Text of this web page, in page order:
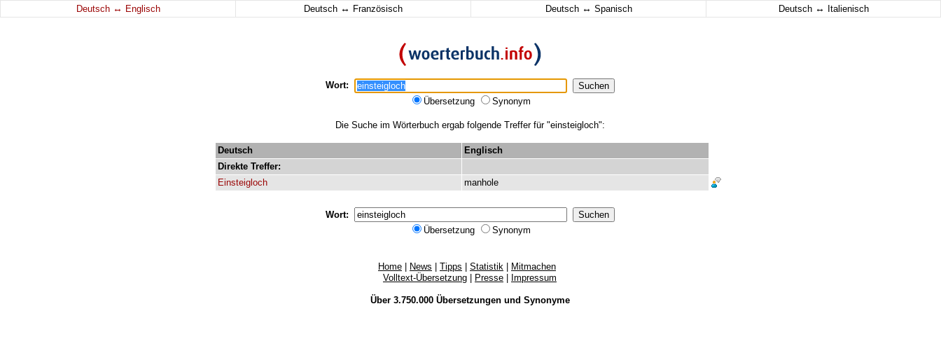
Deutsch ↔ Englisch Deutsch ↔ Französisch Deutsch ↔ Spanisch Deutsch ↔ Italienisch
Wort:
Übersetzung
Synonym
Die Suche im Wörterbuch ergab folgende Treffer für "einsteigloch":
Deutsch
Englisch
Direkte Treffer:
Einsteigloch
manhole
Wort:
Übersetzung
Synonym
Home News Tipps Statistik
Mitmachen
Volltext-Übersetzung
Presse Impressum
Über 3.750.000 Übersetzungenund Synonyme